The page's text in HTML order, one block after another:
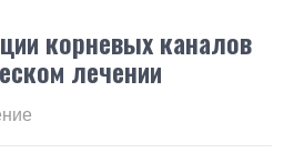
корневых каналов
лечении